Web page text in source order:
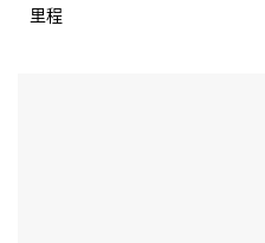
里程